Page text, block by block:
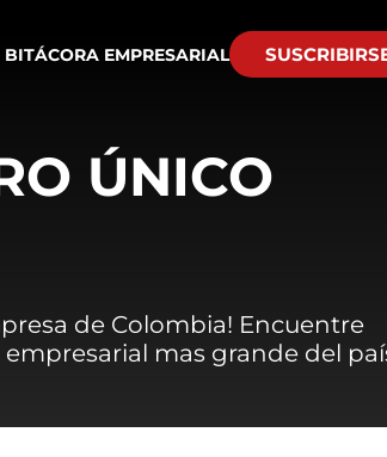
BITÁCORA EMPRESARIAL
ÚNICO
de Colombia! Encuentre
mas grande del